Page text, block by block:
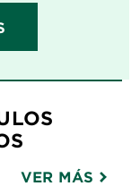
VER MÁS